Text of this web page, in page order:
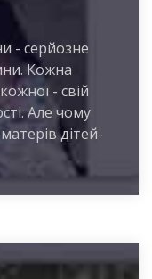
- серйозне
Кожна
- свій
Але чому
дітей-